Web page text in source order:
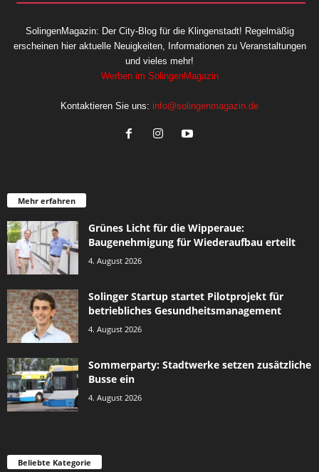
SolingenMagazin: Der City-Blog für die Klingenstadt! Regelmäßig
erscheinen hier aktuelle Neuigkeiten, Informationen zu Veranstaltungen
und vieles mehr!
Werben im SolingenMagazin
Kontaktieren Sie uns: info@solingenmagazin.de
Mehr erfahren
Grünes Licht für die Wipperaue:
Baugenehmigung für Wiederaufbau erteilt
4. August 2026
Solinger Startup startet Pilotprojekt für
betriebliches Gesundheitsmanagement
4. August 2026
Sommerparty: Stadtwerke setzen zusätzliche
Busse ein
4. August 2026
Beliebte Kategorie